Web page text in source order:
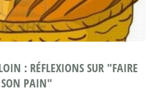
: RÉFLEXIONS SUR "FAIRE
SON PAIN"